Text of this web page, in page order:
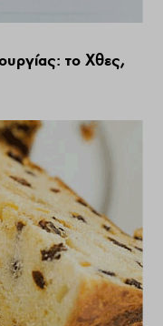
το Χθες,